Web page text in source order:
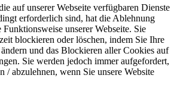
auf unserer Webseite verfügbaren Dienste
erforderlich sind, hat die Ablehnung
unserer Webseite. Sie
blockieren oder löschen, indem Sie Ihre
und das Blockieren aller Cookies auf
Sie werden jedoch immer aufgefordert,
/ abzulehnen, wenn Sie unsere Website